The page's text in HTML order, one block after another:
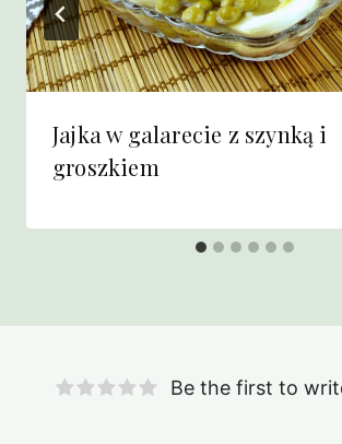
Jajka w galarecie z szynką i
groszkiem
Be the first to